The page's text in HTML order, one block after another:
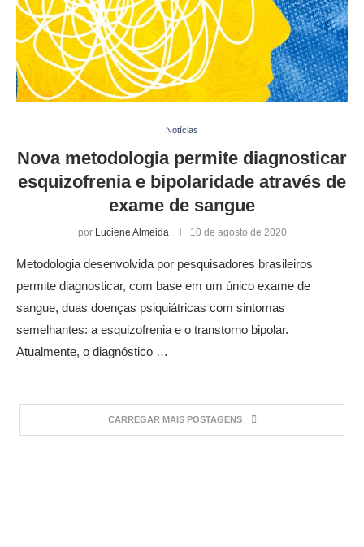
Notícias
Nova metodologia permite diagnosticar
esquizofrenia e bipolaridade através de
exame de sangue
por Luciene Almeida 10 de agosto de 2020
Metodologia desenvolvida por pesquisadores brasileiros
permite diagnosticar, com base em um único exame de
sangue, duas doenças psiquiátricas com sintomas
semelhantes: a esquizofrenia e o transtorno bipolar.
Atualmente, o diagnóstico …
CARREGAR MAIS POSTAGENS